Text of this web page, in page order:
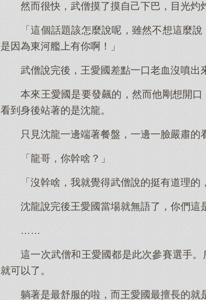
然而很快，武僧摸了摸自己下巴，目光灼
「這個話題該怎麼說呢，雖然不想這麼
是因為東河艦上有你啊！」
武僧說完後，王愛國差點一口老血沒噴出
本來王愛國是要發飆的，然而他剛想開
看到身後站著的是沈龍。
只見沈龍一邊端著餐盤，一邊一臉嚴肅的
「龍哥，你幹啥？」
「沒幹啥，我就覺得武僧說的挺有道理
沈龍說完後王愛國當場就無語了，你們這
……
這一次武僧和王愛國都是此次參賽選手
就可以了。
躺著是最舒服的啦，而王愛國最擅長的就